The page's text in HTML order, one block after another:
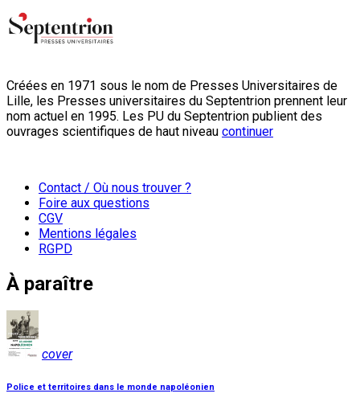
Créées en 1971 sous le nom de Presses Universitaires de
Lille, les Presses universitaires du Septentrion prennent leur
nom actuel en 1995. Les PU du Septentrion publient des
ouvrages scientifiques de haut niveau continuer
Contact / Où nous trouver ?
Foire aux questions
CGV
Mentions légales
RGPD
À paraître
cover
Police et territoires dans le monde napoléonien